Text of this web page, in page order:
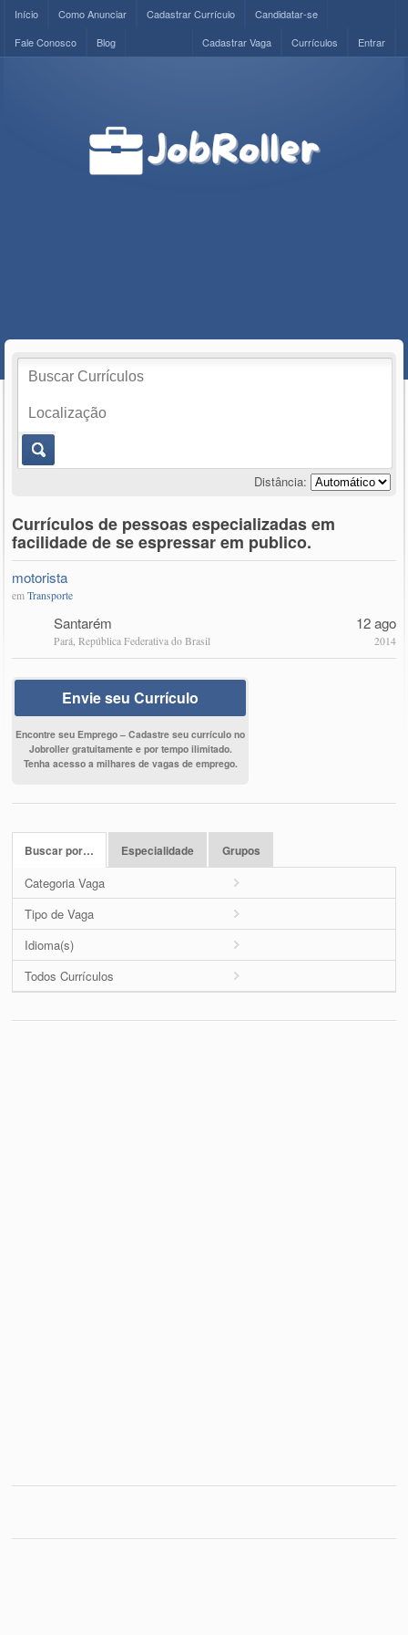
Início Como Anunciar Cadastrar Currículo
Candidatar-se
Fale Conosco
Blog Entrar
Currículos
Cadastrar Vaga
Distância:
Currículos de pessoas especializadas em
facilidade de se espressar em publico.
motorista
emTransporte
Santarém
Pará, República Federativa do Brasil
12 ago
2014
Envie seu Currículo
Encontre seu Emprego – Cadastre seu currículo no
Jobroller gratuitamente e por tempo ilimitado.
Tenha acesso a milhares de vagas de emprego.
Buscar por… Especialidade Grupos
Categoria Vaga
Tipo de Vaga
Idioma(s)
Todos Currículos